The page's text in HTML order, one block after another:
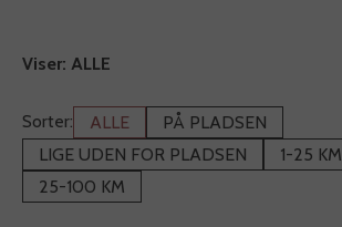
Viser: ALLE
Sorter: ALLE
PÅ PLADSEN
LIGE UDEN FOR PLADSEN
1-25 KM
25-100 KM